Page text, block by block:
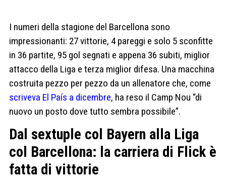
I numeri della stagione del Barcellona sono
impressionanti: 27 vittorie, 4 pareggi e solo 5 sconfitte
in 36 partite, 95 gol segnati e appena 36 subiti, miglior
attacco della Liga e terza miglior difesa. Una macchina
costruita pezzo per pezzo da un allenatore che, come
scriveva El País a dicembre, ha reso il Camp Nou “di
nuovo un posto dove tutto sembra possibile”.
Dal sextuple col Bayern alla Liga
col Barcellona: la carriera di Flick è
fatta di vittorie